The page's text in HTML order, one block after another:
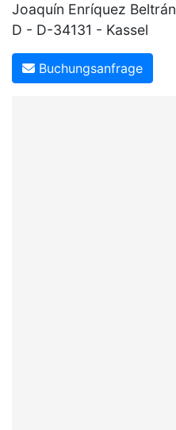
Joaquín Enríquez Beltrán
D - D-34131 - Kassel
Buchungsanfrage